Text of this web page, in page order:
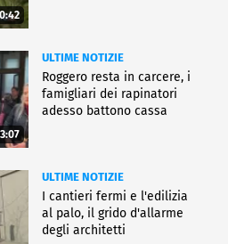
ULTIME NOTIZIE
Roggero resta in carcere, i
famigliari dei rapinatori
adesso battono cassa
ULTIME NOTIZIE
I cantieri fermi e l'edilizia
al palo, il grido d'allarme
degli architetti